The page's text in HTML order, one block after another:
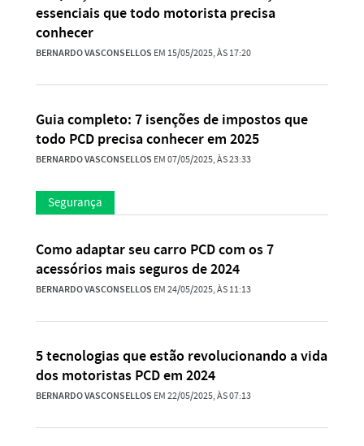
essenciais que todo motorista precisa
conhecer
BERNARDO VASCONSELLOS EM 15/05/2025, ÀS 17:20
Guia completo: 7 isenções de impostos que
todo PCD precisa conhecer em 2025
BERNARDO VASCONSELLOS EM 07/05/2025, ÀS 23:33
Segurança
Como adaptar seu carro PCD com os 7
acessórios mais seguros de 2024
BERNARDO VASCONSELLOS EM 24/05/2025, ÀS 11:13
5 tecnologias que estão revolucionando a vida
dos motoristas PCD em 2024
BERNARDO VASCONSELLOS EM 22/05/2025, ÀS 07:13